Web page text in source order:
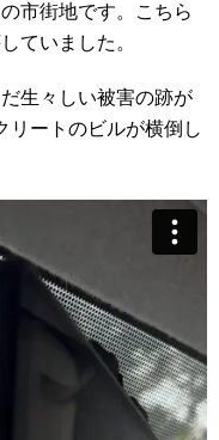
市街地です。こちら
ていました。
生々しい被害の跡が
リートのビルが横倒し